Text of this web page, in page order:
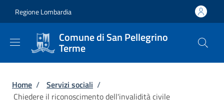
Regione Lombardia
Comune di San Pellegrino
Terme
Briciole di pane
Home / Servizi sociali /
Chiedere il riconoscimento dell'invalidità civile